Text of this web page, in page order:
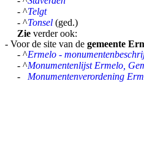
- ^Telgt
- ^Tonsel (ged.)
Zie verder ook:
- Voor de site van de gemeente
- ^Ermelo -
- ^Monumentenlijst Ermelo,
- Monumentenverordening